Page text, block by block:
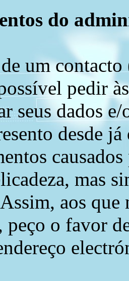
do
um
pedir
seus dados
desde
mas
aos
peço o favor